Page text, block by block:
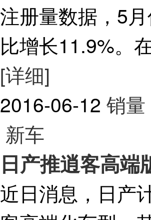
注册量数据，5
比增长11.9%。
[详细]
2016-06-12 销量
新车
日产推逍客高端
近日消息，日产